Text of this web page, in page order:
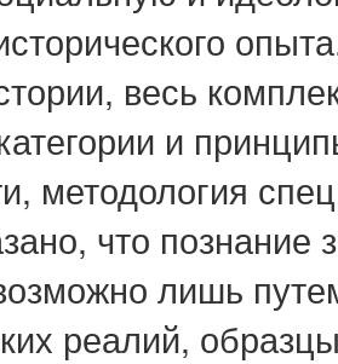
весь
и
методология
что познание
лишь
реалий,